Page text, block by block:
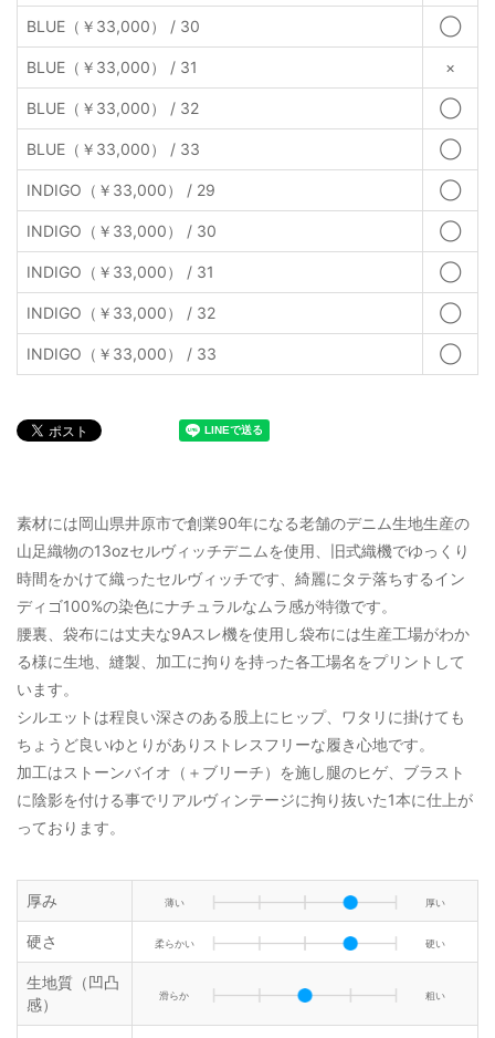
BLUE（￥33,000） / 30 ◯
BLUE（￥33,000） / 31 ×
BLUE（￥33,000） / 32 ◯
BLUE（￥33,000） / 33 ◯
INDIGO（￥33,000） / 29 ◯
INDIGO（￥33,000） / 30 ◯
INDIGO（￥33,000） / 31 ◯
INDIGO（￥33,000） / 32 ◯
INDIGO（￥33,000） / 33 ◯
素材には岡山県井原市で創業90年になる老舗のデニム生地生産の
山足織物の13ozセルヴィッチデニムを使用、旧式織機でゆっくり
時間をかけて織ったセルヴィッチです、綺麗にタテ落ちするイン
ディゴ100%の染色にナチュラルなムラ感が特徴です。
腰裏、袋布には丈夫な9Aスレ機を使用し袋布には生産工場がわか
る様に生地、縫製、加工に拘りを持った各工場名をプリントして
います。
シルエットは程良い深さのある股上にヒップ、ワタリに掛けても
ちょうど良いゆとりがありストレスフリーな履き心地です。
加工はストーンバイオ（＋ブリーチ）を施し腿のヒゲ、ブラスト
に陰影を付ける事でリアルヴィンテージに拘り抜いた1本に仕上が
っております。
厚み 薄い 厚い
硬さ 柔らかい 硬い
生地質（凹凸
感）
滑らか 粗い